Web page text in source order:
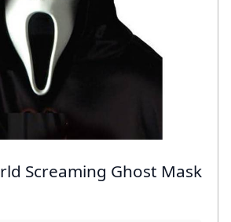
Screaming Ghost Mask